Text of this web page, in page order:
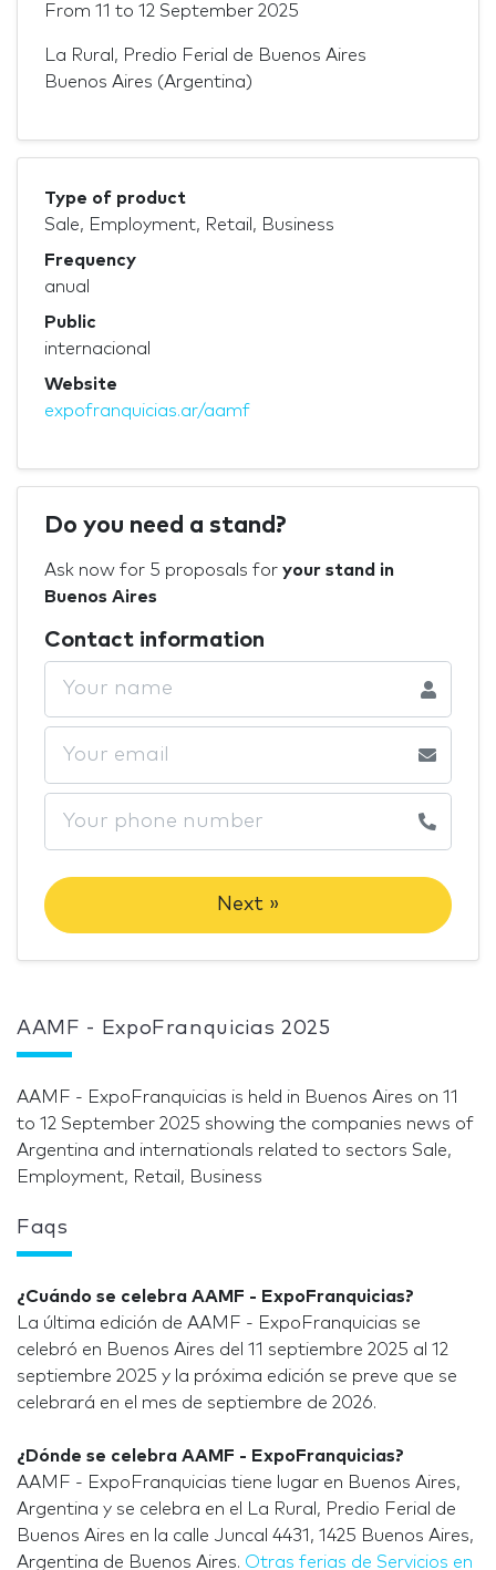
From 11 to 12 September 2025
La Rural, Predio Ferial de Buenos Aires
Buenos Aires (Argentina)
Type of product
Sale, Employment, Retail, Business
Frequency
anual
Public
internacional
Website
expofranquicias.ar/aamf
Do you need a stand?
Ask now for 5 proposals for your stand in
Buenos Aires
Contact information
Next »
AAMF - ExpoFranquicias 2025
AAMF - ExpoFranquicias is held in Buenos Aires on 11
to 12 September 2025 showing the companies news of
Argentina and internationals related to sectors Sale,
Employment, Retail, Business
Faqs
¿Cuándo se celebra AAMF - ExpoFranquicias?
La última edición de AAMF - ExpoFranquicias se
celebró en Buenos Aires del 11 septiembre 2025 al 12
septiembre 2025 y la próxima edición se preve que se
celebrará en el mes de septiembre de 2026.
¿Dónde se celebra AAMF - ExpoFranquicias?
AAMF - ExpoFranquicias tiene lugar en Buenos Aires,
Argentina y se celebra en el La Rural, Predio Ferial de
Buenos Aires en la calle Juncal 4431, 1425 Buenos Aires,
Argentina de Buenos Aires. Otras ferias de Servicios en